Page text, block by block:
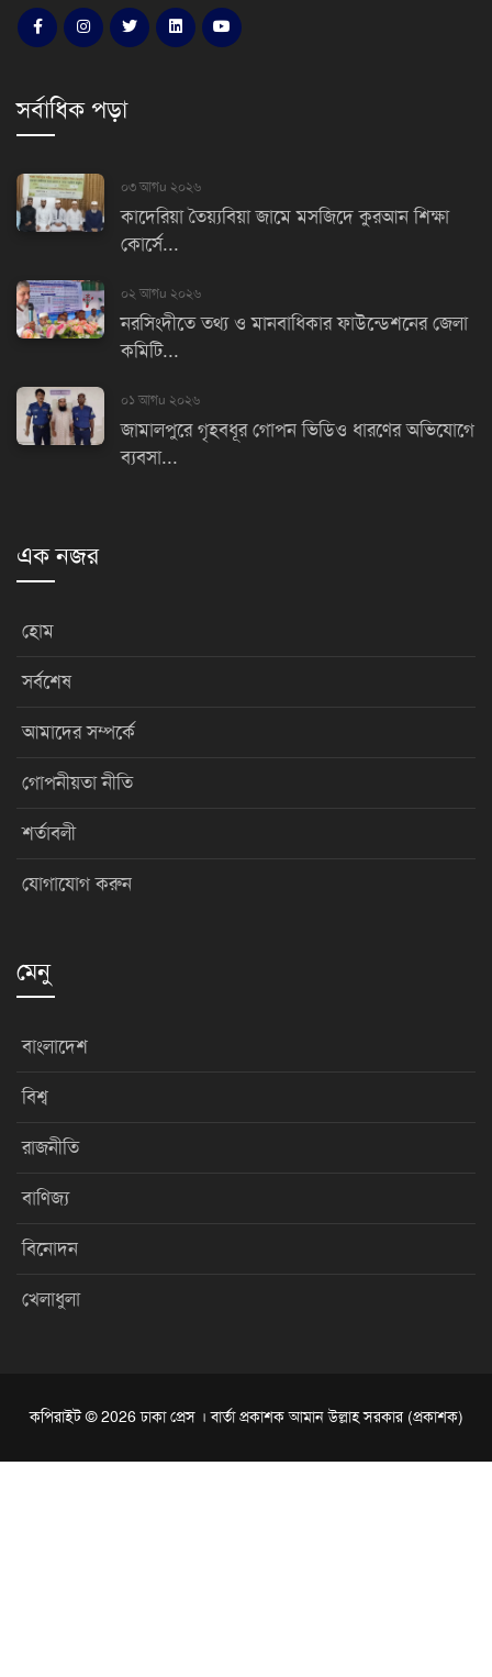
সর্বাধিক পড়া
০৩ আগu ২০২৬
কাদেরিয়া তৈয়্যবিয়া জামে মসজিদে কুরআন শিক্ষা
কোর্সে...
০২ আগu ২০২৬
নরসিংদীতে তথ্য ও মানবাধিকার ফাউন্ডেশনের জেলা
কমিটি...
০১ আগu ২০২৬
জামালপুরে গৃহবধূর গোপন ভিডিও ধারণের অভিযোগে
ব্যবসা...
এক নজর
হোম
সর্বশেষ
আমাদের সম্পর্কে
গোপনীয়তা নীতি
শর্তাবলী
যোগাযোগ করুন
মেনু
বাংলাদেশ
বিশ্ব
রাজনীতি
বাণিজ্য
বিনোদন
খেলাধুলা
কপিরাইট © 2026 ঢাকা প্রেস । বার্তা প্রকাশক আমান উল্লাহ সরকার (প্রকাশক)